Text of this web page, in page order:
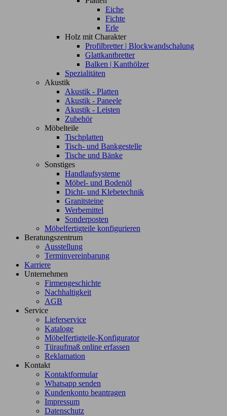
Eiche
Fichte
Erle
Holz mit Charakter
Profilbretter | Blockwandschalung
Glattkantbretter
Balken | Kanthölzer
Spezialitäten
Akustik
Akustik - Platten
Akustik - Paneele
Akustik - Leisten
Zubehör
Möbelteile
Tischplatten
Tisch- und Bankgestelle
Tische und Bänke
Sonstiges
Handlaufsysteme
Möbel- und Bodenöl
Dicht- und Klebetechnik
Granitsteine
Werbemittel
Sonderposten
Möbelfertigteile konfigurieren
Beratungszentrum
Ausstellung
Terminvereinbarung
Karriere
Unternehmen
Firmengeschichte
Nachhaltigkeit
AGB
Service
Lieferservice
Kataloge
Möbelfertigteile-Konfigurator
Türaufmaß online erfassen
Reklamation
Kontakt
Kontaktformular
Whatsapp senden
Kundenkonto beantragen
Impressum
Datenschutz